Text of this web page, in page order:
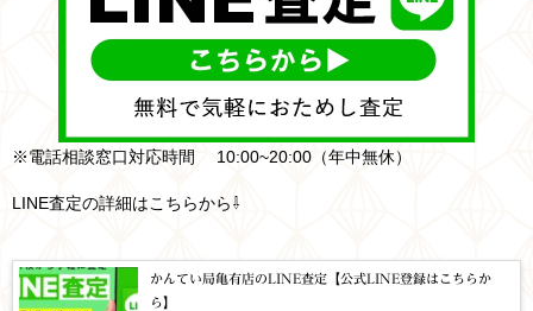
※電話相談窓口対応時間 10:00~20:00（年中無休）
LINE査定の詳細はこちらから⇩
かんてい局亀有店のLINE査定【公式LINE登録はこちらか
ら】